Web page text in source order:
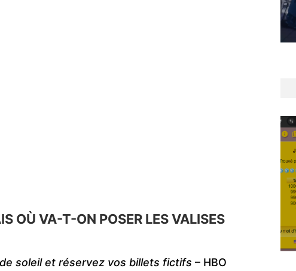
OÙ VA-T-ON POSER LES VALISES
soleil et réservez vos billets fictifs – HBO